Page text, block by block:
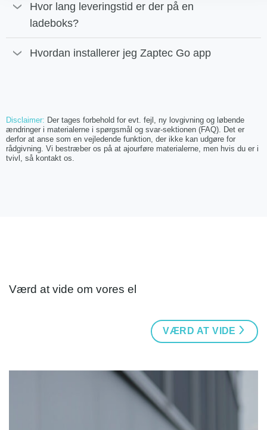
Hvor lang leveringstid er der på en
ladeboks?
Hvordan installerer jeg Zaptec Go app
Disclaimer: Der tages forbehold for evt. fejl, ny lovgivning og løbende
ændringer i materialerne i spørgsmål og svar-sektionen (FAQ). Det er
derfor at anse som en vejledende funktion, der ikke kan udgøre for
rådgivning. Vi bestræber os på at ajourføre materialerne, men hvis du er i
tvivl, så kontakt os.
Værd at vide om vores el
VÆRD AT VIDE